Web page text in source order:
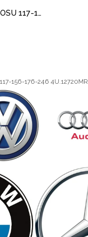
RADYATÖR YEDEK SU DEPOSU 117-156-176-246
156-176-246 4U.12720MR